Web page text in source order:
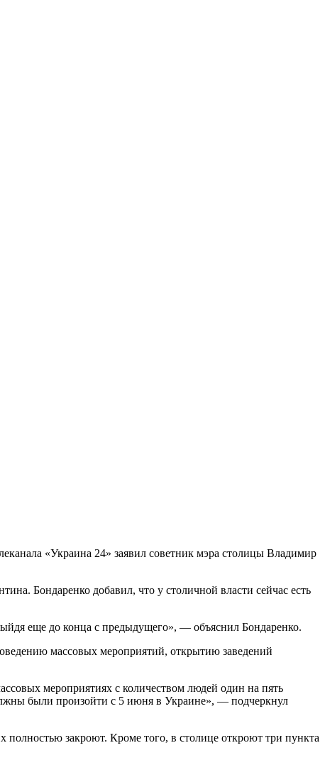
«Украина 24» заявил советник мэра столицы Владимир
Бондаренко добавил, что у столичной власти сейчас есть
еще до конца с предыдущего», — объяснил Бондаренко.
массовых мероприятий, открытию заведений
мероприятиях с количеством людей один на пять
были произойти с 5 июня в Украине», — подчеркнул
закроют. Кроме того, в столице откроют три пункта